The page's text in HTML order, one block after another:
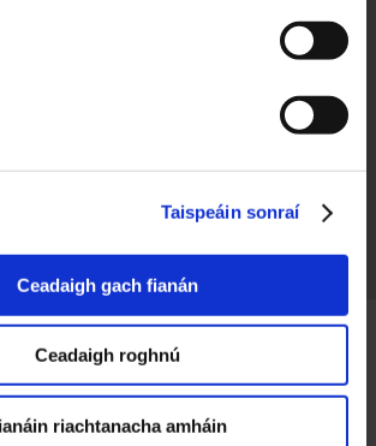
Taispeáin sonraí
Ceadaigh gach fianán
Ceadaigh roghnú
riachtanacha amháin
Curraoin